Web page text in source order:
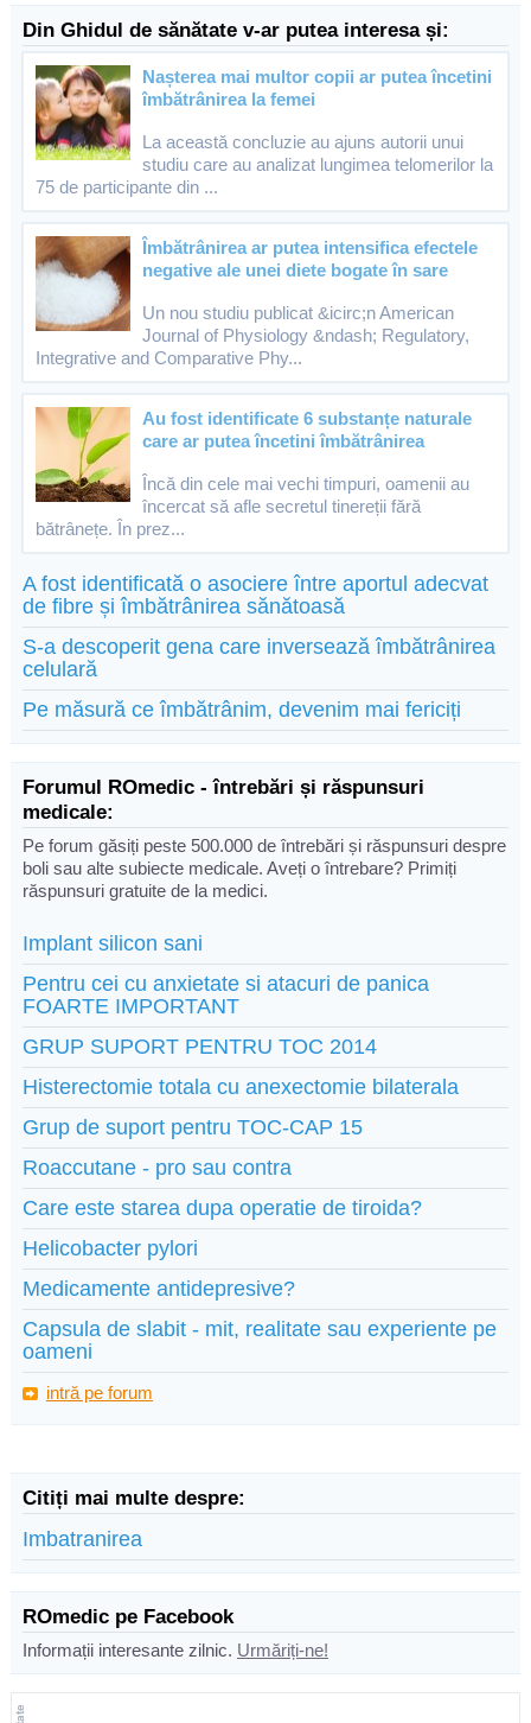
Din Ghidul de sănătate v-ar putea interesa și:
Nașterea mai multor copii ar putea încetini
îmbătrânirea la femei
La această concluzie au ajuns autorii unui
studiu care au analizat lungimea telomerilor la
75 de participante din ...
Îmbătrânirea ar putea intensifica efectele
negative ale unei diete bogate în sare
Un nou studiu publicat &icirc;n American
Journal of Physiology &ndash; Regulatory,
Integrative and Comparative Phy...
Au fost identificate 6 substanțe naturale
care ar putea încetini îmbătrânirea
Încă din cele mai vechi timpuri, oamenii au
încercat să afle secretul tinereții fără
bătrânețe. În prez...
A fost identificată o asociere între aportul adecvat
de fibre și îmbătrânirea sănătoasă
S-a descoperit gena care inversează îmbătrânirea
celulară
Pe măsură ce îmbătrânim, devenim mai fericiți
Forumul ROmedic - întrebări și răspunsuri
medicale:
Pe forum găsiți peste 500.000 de întrebări și răspunsuri despre
boli sau alte subiecte medicale. Aveți o întrebare? Primiți
răspunsuri gratuite de la medici.
Implant silicon sani
Pentru cei cu anxietate si atacuri de panica
FOARTE IMPORTANT
GRUP SUPORT PENTRU TOC 2014
Histerectomie totala cu anexectomie bilaterala
Grup de suport pentru TOC-CAP 15
Roaccutane - pro sau contra
Care este starea dupa operatie de tiroida?
Helicobacter pylori
Medicamente antidepresive?
Capsula de slabit - mit, realitate sau experiente pe
oameni
intră pe forum
Citiți mai multe despre:
Imbatranirea
ROmedic pe Facebook
Informații interesante zilnic. Urmăriți-ne!